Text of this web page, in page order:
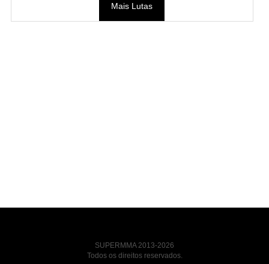
Mais Lutas
SUPERMMA 2013-2026
Todos os direitos reservados.